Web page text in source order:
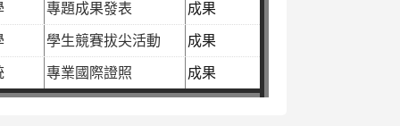
專題成果發表 成果
學生競賽拔尖活動 成果
專業國際證照 成果